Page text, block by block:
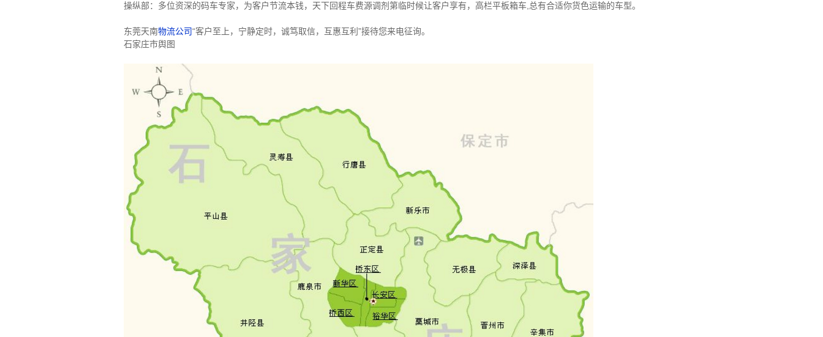
操纵部：多位资深的码车专家，为客户节流本钱，天下回程车费源调剂第临时候让客户享有，高栏平板箱车,总有合适你货色运输的车型。
东莞天南物流公司“客户至上，宁静定时，诚笃取信，互惠互利”接待您来电征询。
石家庄市舆图